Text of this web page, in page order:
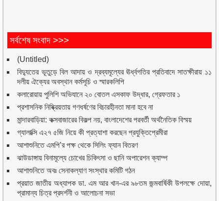
সর্বশেষ সংবাদ >>>
(Untitled)
বিদ্যুতের ভূতুড়ে বিল আদায় ও দ্রব্যমূল্যের ঊর্ধ্বগতির প্রতিবাদে সাতক্ষীরায় ১১
দলীয় ঐক্যের অবস্থান কর্মসূচি ও স্মারকলিপি
কলারোয়ায় পুলিশি অভিযানে ২০ বোতল এসকাফ উদ্ধার, গ্রেফতার ১
প্রশাসনিক নিষ্ক্রিয়তায় গণধর্ষণের বিচারহীনতা মানা হবে না
মান্দারবাড়িয়া: কক্সবাজারের বিকল্প নয়, বাংলাদেশের পরবর্তী অর্থনৈতিক বিস্ময়
গ্যালাক্সি এ২৭ ৫জি নিয়ে কী প্রত্যাশা করছেন প্রযুক্তিপ্রেমীরা
আশাশুনিতে এমপি’র পক্ষ থেকে সিলিং ফ্যান বিতরণ
ঝাউডাঙ্গায় বিনামূল্যে চোখের চিকিৎসা ও ছানি অপারেশন ক্যাম্প
আশাশুনিতে অবঃ সেনাকল্যাণ সংস্থার কমিটি গঠন
প্রয়াত জাতীয় অধ্যাপক ডা. এম আর খান-এর ৯৮তম জন্মবার্ষিকী উপলক্ষে দোয়া,
প্রামান্য চিত্র প্রদর্শনী ও আলোচনা সভা